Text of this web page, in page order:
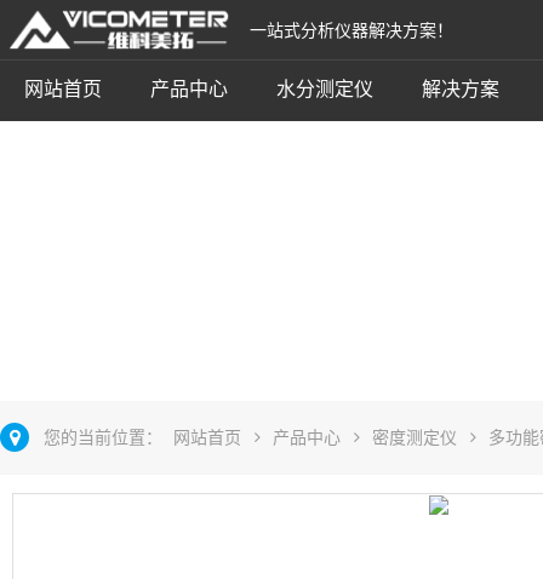
一站式分析仪器解决方案！
网站首页 产品中心 水分测定仪 解决方案
您的当前位置： 网站首页 产品中心 密度测定仪 多功